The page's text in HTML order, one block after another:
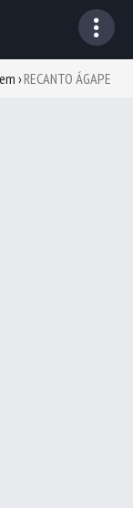
RECANTO ÁGAPE